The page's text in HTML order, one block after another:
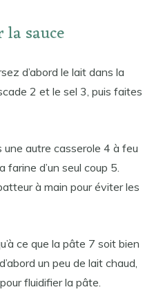
sauce
d’abord le lait dans la
2 et le sel 3, puis faites
une autre casserole 4 à feu
d’un seul coup 5.
à main pour éviter les
ce que la pâte 7 soit bien
un peu de lait chaud,
fluidifier la pâte.